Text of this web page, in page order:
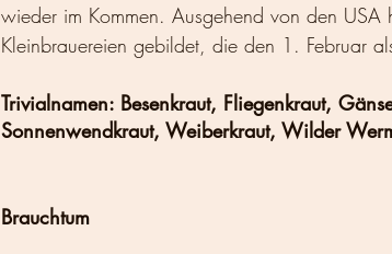
wieder im Kommen. Ausgehend von den
Kleinbrauereien gebildet, die den 1. Februar
Trivialnamen: Besenkraut, Fliegenkraut,
Sonnenwendkraut, Weiberkraut, Wilder
Brauchtum